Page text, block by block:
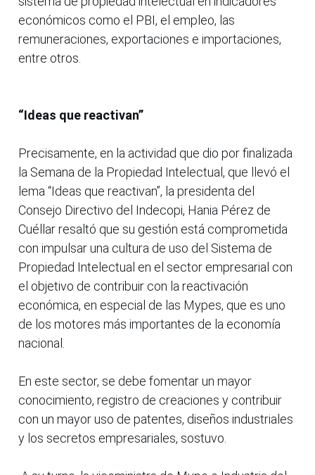
económicos como el PBI, el empleo, las
remuneraciones, exportaciones e importaciones,
entre otros.
“Ideas que reactivan”
Precisamente, en la actividad que dio por finalizada
la Semana de la Propiedad Intelectual, que llevó el
lema “Ideas que reactivan”, la presidenta del
Consejo Directivo del Indecopi, Hania Pérez de
Cuéllar resaltó que su gestión está comprometida
con impulsar una cultura de uso del Sistema de
Propiedad Intelectual en el sector empresarial con
el objetivo de contribuir con la reactivación
económica, en especial de las Mypes, que es uno
de los motores más importantes de la economía
nacional.
En este sector, se debe fomentar un mayor
conocimiento, registro de creaciones y contribuir
con un mayor uso de patentes, diseños industriales
y los secretos empresariales, sostuvo.